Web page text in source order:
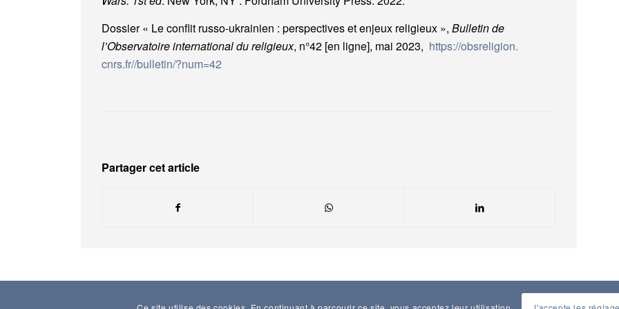
Dossier « Le conflit russo-ukrainien : perspectives et enjeux religieux », Bulletin de
l’Observatoire international du religieux, n°42 [en ligne], mai 2023, https://obsreligion.
cnrs.fr//bulletin/?num=42
Partager cet article